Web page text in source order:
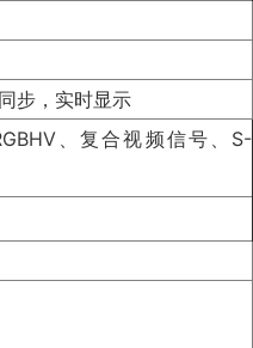
步，实时显示
、复合视频信号、S-